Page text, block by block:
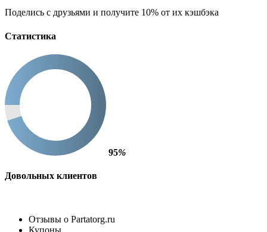
Поделись с друзьями и получите 10% от их кэшбэка
Статистика
95%
Довольных клиентов
Отзывы о Partatorg.ru